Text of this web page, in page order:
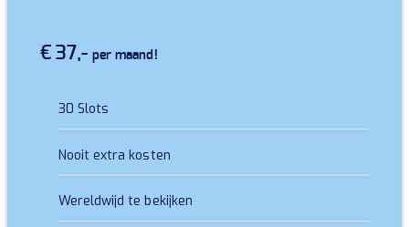
€ 37,-per maand!
30 Slots
Nooit extra kosten
Wereldwijd te bekijken